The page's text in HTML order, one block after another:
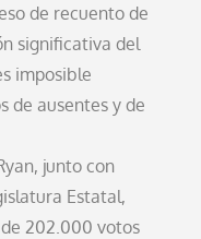
de recuento de
significativa del
imposible
de ausentes y de
junto con
Estatal,
202.000 votos